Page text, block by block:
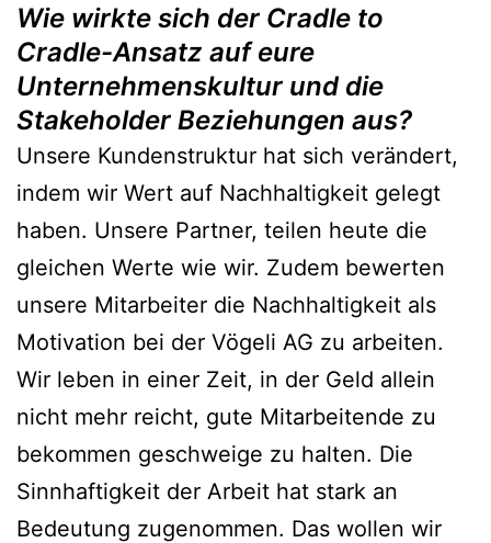
Wie wirkte sich der Cradle to
Cradle-Ansatz auf eure
Unternehmenskultur und die
Stakeholder Beziehungen aus?
Unsere Kundenstruktur hat sich verändert,
indem wir Wert auf Nachhaltigkeit gelegt
haben. Unsere Partner, teilen heute die
gleichen Werte wie wir. Zudem bewerten
unsere Mitarbeiter die Nachhaltigkeit als
Motivation bei der Vögeli AG zu arbeiten.
Wir leben in einer Zeit, in der Geld allein
nicht mehr reicht, gute Mitarbeitende zu
bekommen geschweige zu halten. Die
Sinnhaftigkeit der Arbeit hat stark an
Bedeutung zugenommen. Das wollen wir